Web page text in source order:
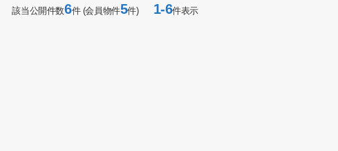
該当公開件数6件 (会員物件5件)1-6件表示